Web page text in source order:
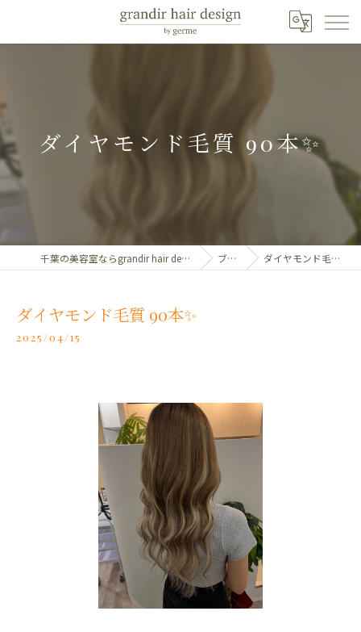
ダイヤモンド毛質 90本✨️
千葉の美容室ならgrandir hair design by germe ブログ ダイヤモンド毛質 90本✨️
ダイヤモンド毛質 90本✨️
2025/04/15